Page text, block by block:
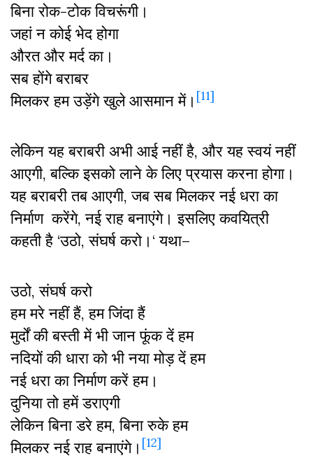
बिना रोक-टोक विचरूंगी।
जहां न कोई भेद होगा
औरत और मर्द का।
सब होंगे बराबर
मिलकर हम उड़ेंगे खुले आसमान में। [11]
लेकिन यह बराबरी अभी आई नहीं है, और यह स्वयं नहीं
आएगी, बल्कि इसको लाने के लिए प्रयास करना होगा।
यह बराबरी तब आएगी, जब सब मिलकर नई धरा का
निर्माण करेंगे, नई राह बनाएंगे। इसलिए कवयित्री
कहती है ‘उठो, संघर्ष करो।‘ यथा–
उठो, संघर्ष करो
हम मरे नहीं हैं, हम जिंदा हैं
मुर्दों की बस्ती में भी जान फूंक दें हम
नदियों की धारा को भी नया मोड़ दें हम
नई धरा का निर्माण करें हम।
दुनिया तो हमें डराएगी
लेकिन बिना डरे हम, बिना रुके हम
मिलकर नई राह बनाएंगे। [12]